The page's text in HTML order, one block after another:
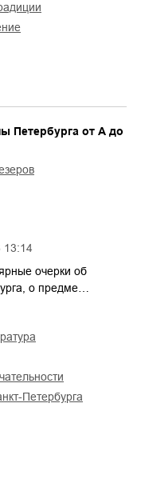
13:14
Петербурга от А до
очерки об
о предме…
Петербурга